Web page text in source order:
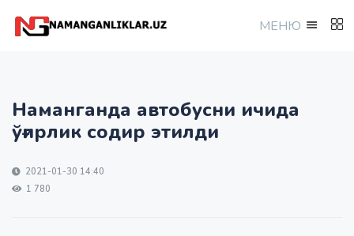
МEНЮ
Наманганда автобусни ичида
ўғирлик содир этилди
2021-01-30 14:40
1 780